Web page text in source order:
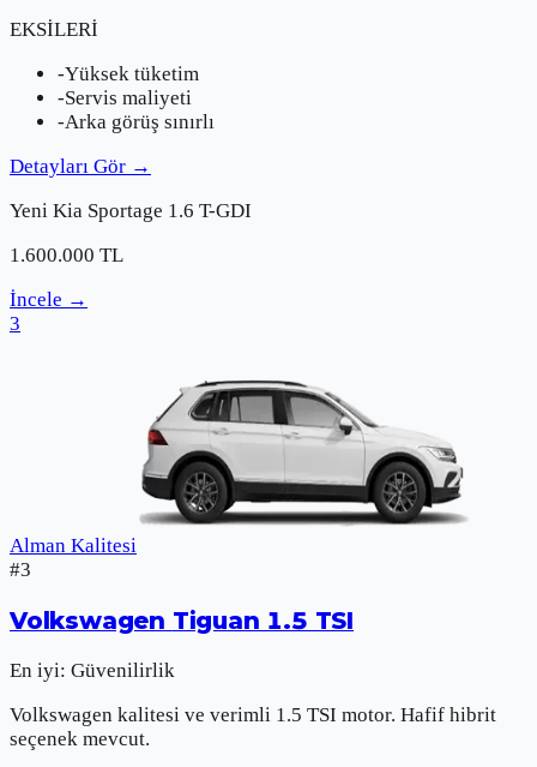
EKSİLERİ
-Yüksek tüketim
-Servis maliyeti
-Arka görüş sınırlı
Detayları Gör →
Yeni Kia Sportage 1.6 T-GDI
1.600.000 TL
İncele →
3
Alman Kalitesi
#3
Volkswagen Tiguan 1.5 TSI
En iyi: Güvenilirlik
Volkswagen kalitesi ve verimli 1.5 TSI motor. Hafif hibrit
seçenek mevcut.